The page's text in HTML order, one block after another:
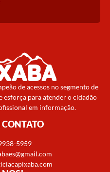
de acessos no segmento de
esforça para atender o cidadão
em informação.
CONTATO
5959